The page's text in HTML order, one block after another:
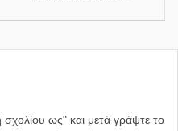
ως" και μετά γράψτε το